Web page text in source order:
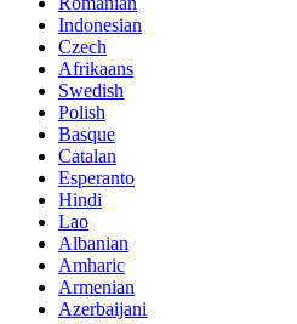
Indonesian
Czech
Afrikaans
Swedish
Polish
Basque
Catalan
Esperanto
Hindi
Lao
Albanian
Amharic
Armenian
Azerbaijani